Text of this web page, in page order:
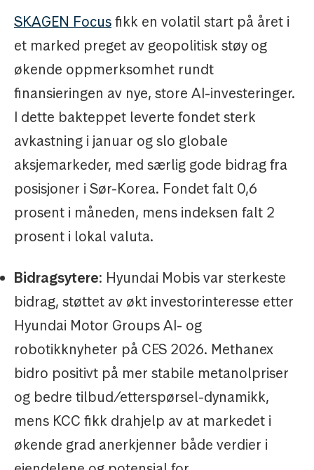
SKAGEN Focusfikk en volatil start på året i
et marked preget av geopolitisk støy og
økende oppmerksomhet rundt
finansieringen av nye, store AI-investeringer.
I dette bakteppet leverte fondet sterk
avkastning i januar og slo globale
aksjemarkeder, med særlig gode bidrag fra
posisjoner i Sør-Korea. Fondet falt 0,6
prosent i måneden, mens indeksen falt 2
prosent i lokal valuta.
Bidragsytere: Hyundai Mobis var sterkeste
bidrag, støttet av økt investorinteresse etter
Hyundai Motor Groups AI- og
robotikknyheter på CES 2026. Methanex
bidro positivt på mer stabile metanolpriser
og bedre tilbud/etterspørsel-dynamikk,
mens KCC fikk drahjelp av at markedet i
økende grad anerkjenner både verdier i